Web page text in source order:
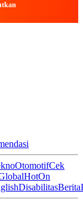
OtomotifCek
HotOn
DisabilitasBerita